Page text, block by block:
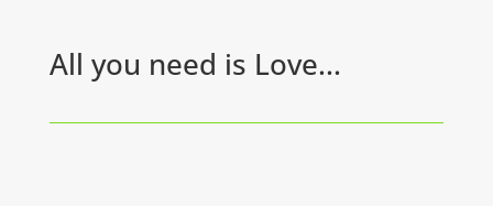
All you need is Love...